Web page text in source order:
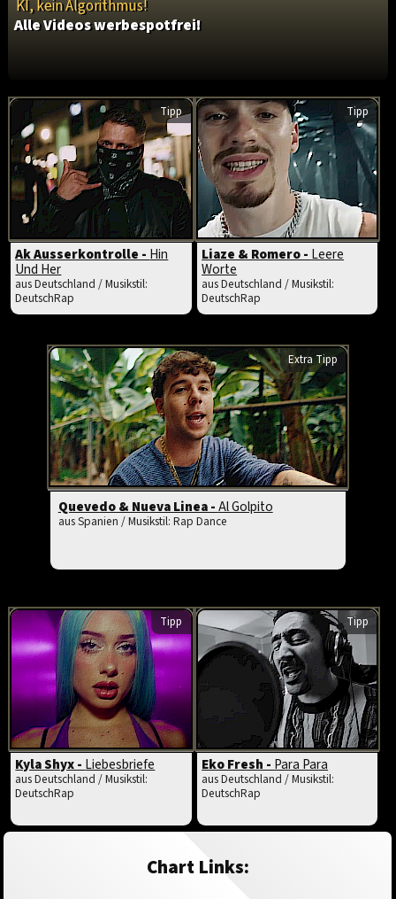
KI, kein Algorithmus!
Alle Videos werbespotfrei!
Tipp
Ak Ausserkontrolle - Hin
Und Her
aus Deutschland / Musikstil:
DeutschRap
Tipp
Liaze & Romero - Leere
Worte
aus Deutschland / Musikstil:
DeutschRap
Extra Tipp
Quevedo & Nueva Linea -Al Golpito
aus Spanien / Musikstil: Rap Dance
Tipp
Kyla Shyx -Liebesbriefe
aus Deutschland / Musikstil:
DeutschRap
Tipp
Eko Fresh -Para Para
aus Deutschland / Musikstil:
DeutschRap
Chart Links: